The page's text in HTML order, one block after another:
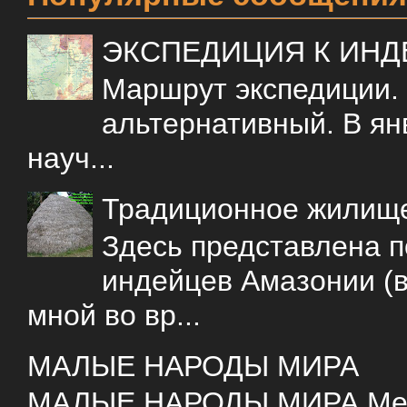
ЭКСПЕДИЦИЯ К
Маршрут
альтернативный. В
науч...
Традиционное
Здесь представлена
индейцев Амазонии
мной во вр...
МАЛЫЕ НАРОДЫ МИРА